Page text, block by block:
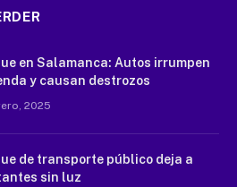
en Salamanca: Autos irrumpen
y causan destrozos
2025
de transporte público deja a
sin luz